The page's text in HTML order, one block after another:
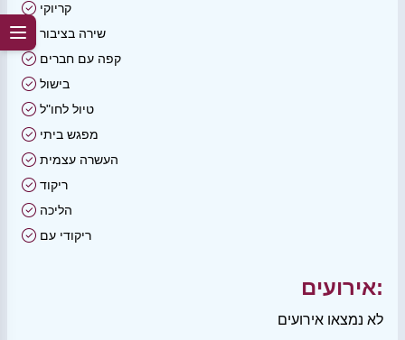
קריוקי
שירה בציבור
קפה עם חברים
בישול
טיול לחו"ל
מפגש ביתי
העשרה עצמית
ריקוד
הליכה
ריקודי עם
אירועים:
לא נמצאו אירועים